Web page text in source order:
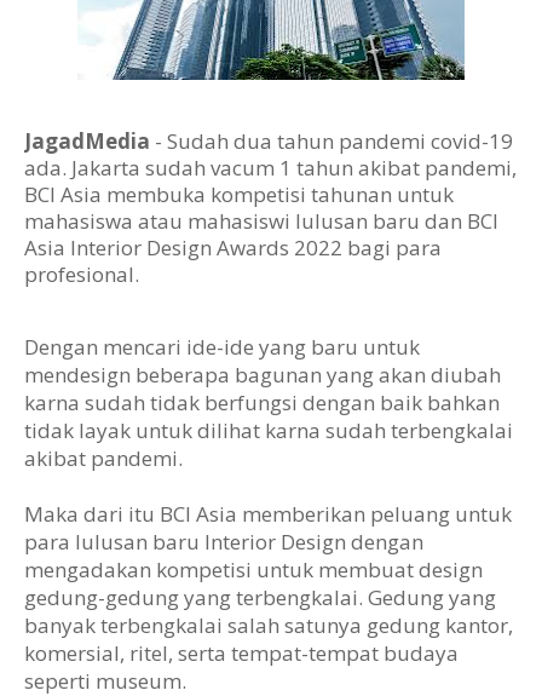
JagadMedia - Sudah dua tahun pandemi covid-19
ada. Jakarta sudah vacum 1 tahun akibat pandemi,
BCI Asia membuka kompetisi tahunan untuk
mahasiswa atau mahasiswi lulusan baru dan BCI
Asia Interior Design Awards 2022 bagi para
profesional.
Dengan mencari ide-ide yang baru untuk
mendesign beberapa bagunan yang akan diubah
karna sudah tidak berfungsi dengan baik bahkan
tidak layak untuk dilihat karna sudah terbengkalai
akibat pandemi.
Maka dari itu BCI Asia memberikan peluang untuk
para lulusan baru Interior Design dengan
mengadakan kompetisi untuk membuat design
gedung-gedung yang terbengkalai. Gedung yang
banyak terbengkalai salah satunya gedung kantor,
komersial, ritel, serta tempat-tempat budaya
seperti museum.